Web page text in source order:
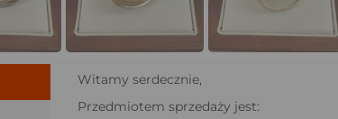
Witamy serdecznie,
Przedmiotem sprzedaży jest: